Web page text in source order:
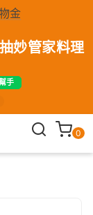
金
妙管家料理
手
0